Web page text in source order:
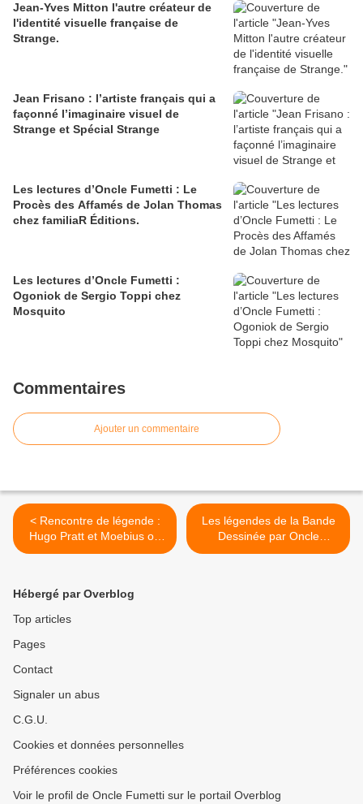
Jean-Yves Mitton l'autre créateur de
l'identité visuelle française de
Strange.
Jean Frisano : l’artiste français qui a
façonné l’imaginaire visuel de
Strange et Spécial Strange
Les lectures d’Oncle Fumetti : Le
Procès des Affamés de Jolan Thomas
chez familiaR Éditions.
Les lectures d’Oncle Fumetti :
Ogoniok de Sergio Toppi chez
Mosquito
Commentaires
Ajouter un commentaire
< Rencontre de légende :
Hugo Pratt et Moebius ou
Corto Maltese et Blueberry.
Les légendes de la Bande
Dessinée par Oncle
Fumetti...Neal Adams et
Hébergé par Overblog
Top articles
Pages
Contact
Signaler un abus
C.G.U.
Cookies et données personnelles
Préférences cookies
Voir le profil de Oncle Fumetti sur le portail Overblog